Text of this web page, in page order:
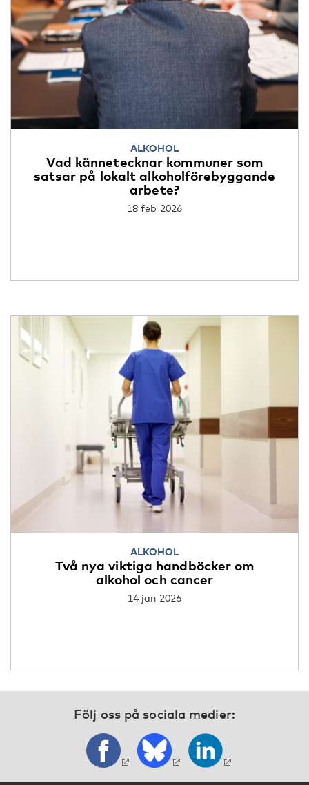
ALKOHOL
Vad kännetecknar kommuner som
satsar på lokalt alkoholförebyggande
arbete?
18 feb 2026
ALKOHOL
Två nya viktiga handböcker om
alkohol och cancer
14 jan 2026
Följ oss på sociala medier: